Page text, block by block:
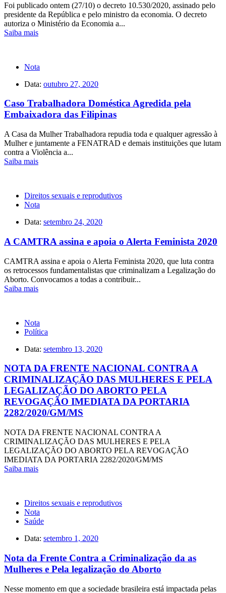
Foi publicado ontem (27/10) o decreto 10.530/2020, assinado pelo
presidente da República e pelo ministro da economia. O decreto
autoriza o Ministério da Economia a...
Saiba mais
Nota
Data: outubro 27, 2020
Caso Trabalhadora Doméstica Agredida pela
Embaixadora das Filipinas
A Casa da Mulher Trabalhadora repudia toda e qualquer agressão à
Mulher e juntamente a FENATRAD e demais instituições que lutam
contra a Violência a...
Saiba mais
Direitos sexuais e reprodutivos
Nota
Data: setembro 24, 2020
A CAMTRA assina e apoia o Alerta Feminista 2020
CAMTRA assina e apoia o Alerta Feminista 2020, que luta contra
os retrocessos fundamentalistas que criminalizam a Legalização do
Aborto. Convocamos a todas a contribuir...
Saiba mais
Nota
Política
Data: setembro 13, 2020
NOTA DA FRENTE NACIONAL CONTRA A
CRIMINALIZAÇÃO DAS MULHERES E PELA
LEGALIZAÇÃO DO ABORTO PELA
REVOGAÇÃO IMEDIATA DA PORTARIA
2282/2020/GM/MS
NOTA DA FRENTE NACIONAL CONTRA A
CRIMINALIZAÇÃO DAS MULHERES E PELA
LEGALIZAÇÃO DO ABORTO PELA REVOGAÇÃO
IMEDIATA DA PORTARIA 2282/2020/GM/MS
Saiba mais
Direitos sexuais e reprodutivos
Nota
Saúde
Data: setembro 1, 2020
Nota da Frente Contra a Criminalização da as
Mulheres e Pela legalização do Aborto
Nesse momento em que a sociedade brasileira está impactada pelas